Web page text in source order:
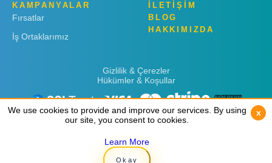
KAMPANYALAR
Fırsatlar
İş Ortaklarımız
İLETİŞİM
BLOG
HAKKIMIZDA
Gizlilik & Çerezler
Hükümler & Koşullar
Copyright © 2019 Rent 'n Connect
We use cookies to provide and improve our services. By using
our site, you consent to cookies.
Learn More
Okay
x
We use cookies to provide and improve our services. By using
our site, you consent to cookies.
Learn More
Okay
x